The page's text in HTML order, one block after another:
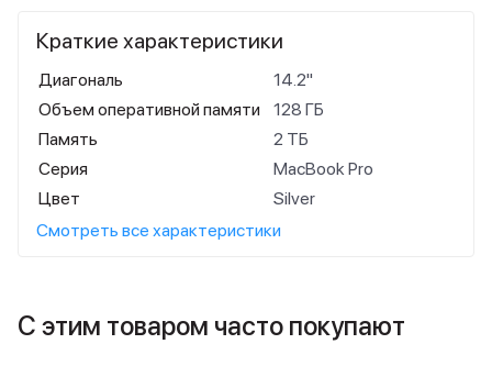
Краткие характеристики
Диагональ
14.2"
Объем оперативной памяти
128 ГБ
Память
2 ТБ
Серия
MacBook Pro
Цвет
Silver
Смотреть все характеристики
С этим товаром часто покупают